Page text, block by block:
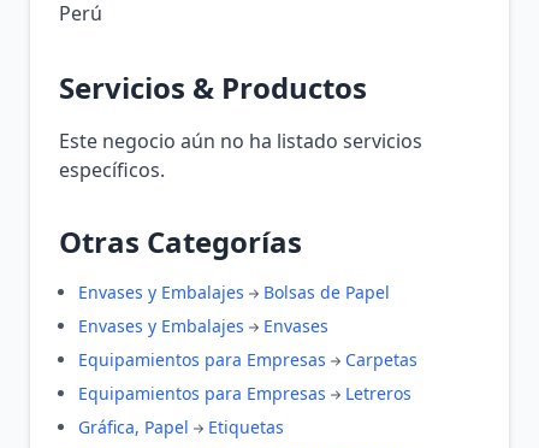
Perú
Servicios & Productos
Este negocio aún no ha listado servicios
específicos.
Otras Categorías
Envases y Embalajes
Bolsas de Papel
Envases y Embalajes
Envases
Equipamientos para Empresas
Carpetas
Equipamientos para Empresas
Letreros
Gráfica, Papel
Etiquetas